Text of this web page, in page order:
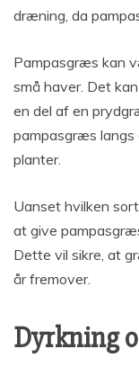
dræning, da
Pampasgræs kan
små haver. Det
en del af en
pampasgræs langs
planter.
Uanset hvilken
at give
Dette vil sikre, at
år fremover.
Dyrkning